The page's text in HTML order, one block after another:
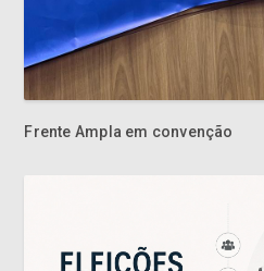
Frente Ampla em convenção